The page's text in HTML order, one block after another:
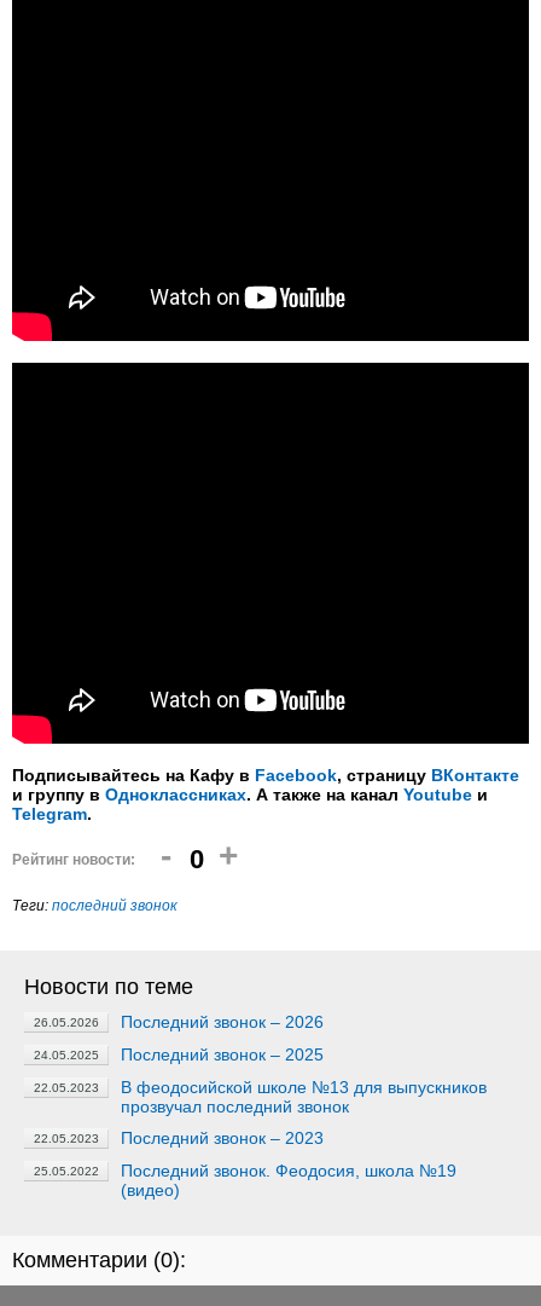
Подписывайтесь на Кафу в Facebook, страницу ВКонтакте
и группу в Одноклассниках. А также на канал Youtube и
Telegram.
Рейтинг новости: - 0 +
Теги: последний звонок
Новости по теме
26.05.2026 Последний звонок – 2026
24.05.2025 Последний звонок – 2025
22.05.2023
В феодосийской школе №13 для выпускников
прозвучал последний звонок
22.05.2023 Последний звонок – 2023
25.05.2022
Последний звонок. Феодосия, школа №19
(видео)
Комментарии (0):